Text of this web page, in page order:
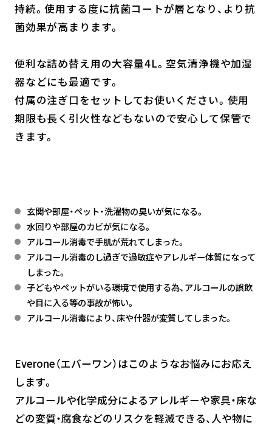
持続。使用する度に抗菌コートが層となり、より抗
菌効果が高まります。
便利な詰め替え用の大容量4L。空気清浄機や加湿
器などにも最適です。
付属の注ぎ口をセットしてお使いください。使用
期限も長く引火性などもないので安心して保管で
きます。
玄関や部屋・ペット・洗濯物の臭いが気になる。
水回りや部屋のカビが気になる。
アルコール消毒で手肌が荒れてしまった。
アルコール消毒のし過ぎで過敏症やアレルギー体質になって
しまった。
子どもやペットがいる環境で使用する為、アルコールの誤飲
や目に入る等の事故が怖い。
アルコール消毒により、床や什器が変質してしまった。
Everone（エバーワン）はこのようなお悩みにお応え
します。
アルコールや化学成分によるアレルギーや家具・床な
どの変質・腐食などのリスクを軽減できる、人や物に